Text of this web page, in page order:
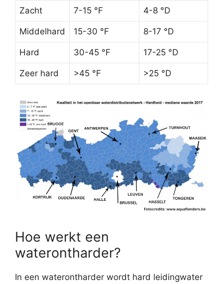
Zacht 7-15 °F 4-8 °D
Middelhard 15-30 °F 8-17 °D
Hard 30-45 °F 17-25 °D
Zeer hard >45 °F >25 °D
Hoe werkt een
waterontharder?
In een waterontharder wordt hard leidingwater